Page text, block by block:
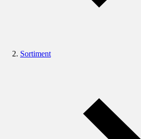
Sortiment